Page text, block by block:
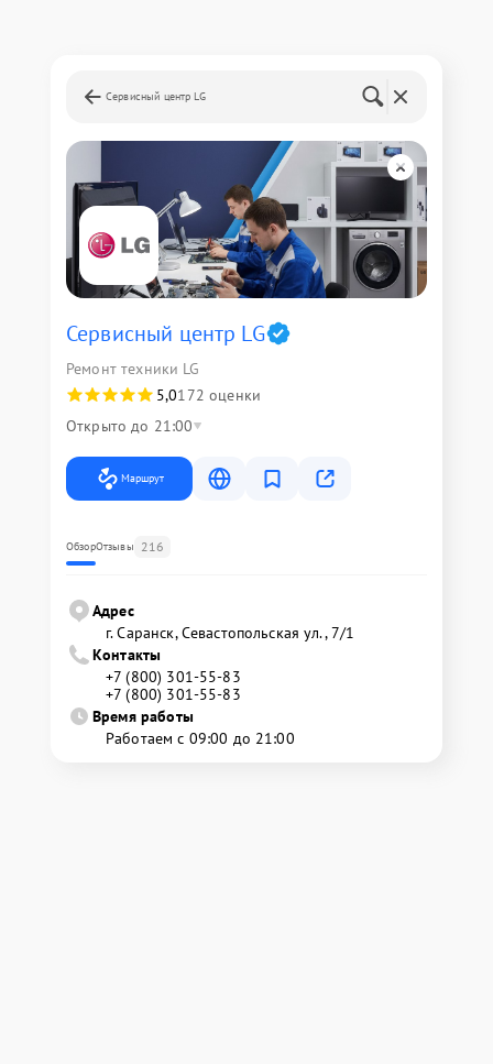
Сервисный центр LG
Сервисный центр LG
Ремонт техники LG
5,0172 оценки
Открыто до 21:00
Маршрут
ОбзорОтзывы 216
Адрес
г. Саранск, Севастопольская ул., 7/1
Контакты
+7 (800) 301-55-83
+7 (800) 301-55-83
Время работы
Работаем с 09:00 до 21:00